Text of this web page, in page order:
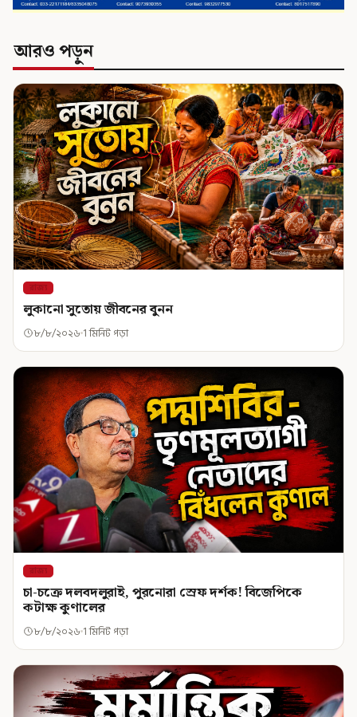
আরও পড়ুন
রাজ্য
লুকানো সুতোয় জীবনের বুনন
৮/৮/২০২৬ 1 মিনিট পড়া
রাজ্য
চা-চক্রে দলবদলুরাই, পুরনোরা স্রেফ দর্শক! বিজেপিকে
কটাক্ষ কুণালের
৮/৮/২০২৬ 1 মিনিট পড়া